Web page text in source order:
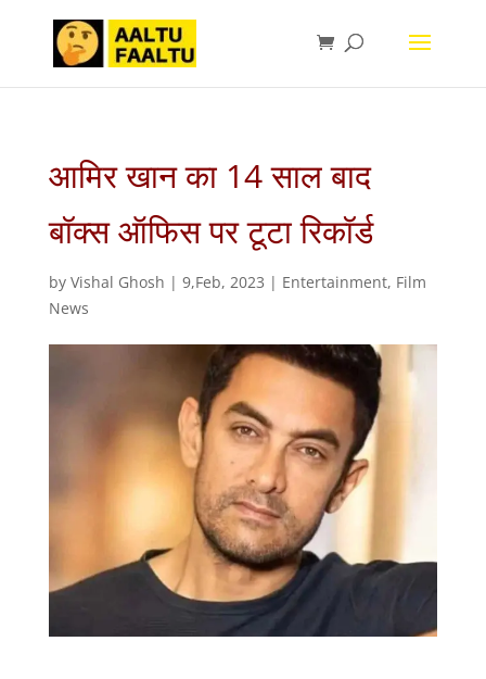
आमिर खान का 14 साल बाद
बॉक्स ऑफिस पर टूटा रिकॉर्ड
by Vishal Ghosh | 9,Feb, 2023 | Entertainment, Film
News